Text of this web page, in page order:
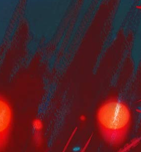
Item
Icon List Item